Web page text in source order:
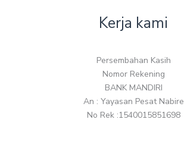
Kerja kami
Persembahan Kasih
Nomor Rekening
BANK MANDIRI
An : Yayasan Pesat Nabire
No Rek :1540015851698